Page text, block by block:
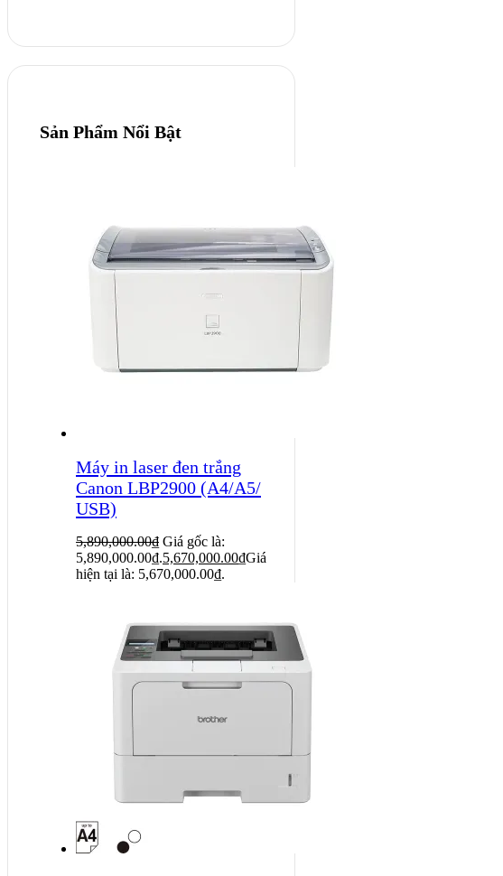
Sản Phẩm Nổi Bật
Máy in laser đen trắng
Canon LBP2900 (A4/A5/
USB)
5,890,000.00₫ Giá gốc là:
5,890,000.00₫.5,670,000.00₫Giá
hiện tại là: 5,670,000.00₫.